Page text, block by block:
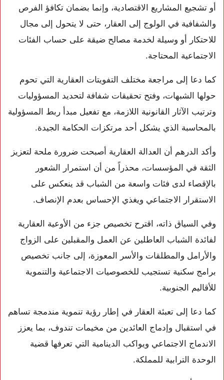
أو تشجيع المشاريع الاقتصادية، وإنما بضمان تكافؤ الفرص
والشفافية في الولوج إلى العقار، حتى لا يتحول إلى مجال
للاحتكار أو وسيلة لخدمة مصالح ضيقة على حساب الفئات
الاجتماعية المحتاجة.
كما دعا إلى مراجعة مختلف التفويتات العقارية التي تحوم
حولها الشبهات، وفتح تحقيقات شفافة لتحديد المسؤوليات
وترتيب الآثار القانونية اللازمة، مع تفعيل مبدأ ربط المسؤولية
بالمحاسبة الذي يشكل أحد مرتكزات الحكامة الجيدة.
وأكد الدرهم أن العدالة العقارية أصبحت ضرورة ملحة لتعزيز
الثقة في المؤسسات، محذراً من أن استمرار الشعور
بالإقصاء لدى فئات واسعة من الشباب قد ينعكس على
الاستقرار الاجتماعي ويغذي الإحساس بعدم الإنصاف.
وفي السياق ذاته، اقترح تخصيص جزء من الأوعية العقارية
لفائدة الشباب العاطلين عن العمل والمقبلين على الزواج
والأرامل والمطلقات والأسر المعوزة، إلى جانب تخصيص
برامج سكنية تستجيب للخصوصيات الاجتماعية والتنموية
للأقاليم الجنوبية.
كما دعا إلى تعبئة العقار في إطار رؤية تنموية مندمجة تساهم
في استقبال وإدماج العائدين من مخيمات تندوف، بما يعزز
الاندماج الاجتماعي ويواكب الدينامية التي تعرفها قضية
الوحدة الترابية للمملكة.